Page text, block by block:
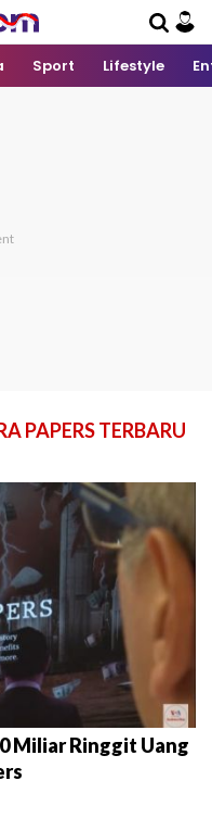
Sport Lifestyle
PAPERS TERBARU
Miliar Ringgit Uang